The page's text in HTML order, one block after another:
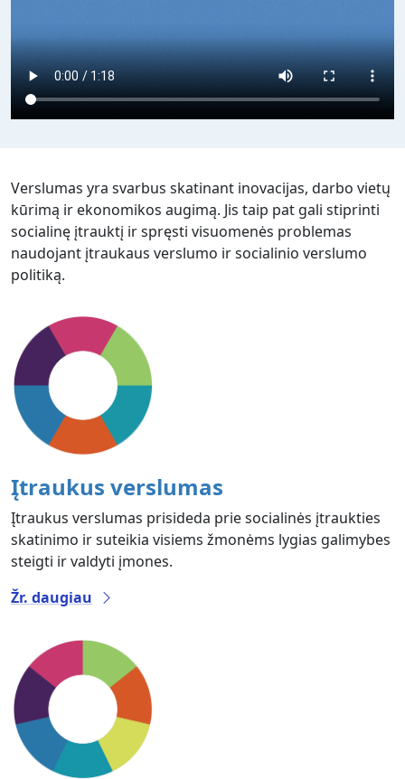
Verslumas yra svarbus skatinant inovacijas, darbo vietų
kūrimą ir ekonomikos augimą. Jis taip pat gali stiprinti
socialinę įtrauktį ir spręsti visuomenės problemas
naudojant įtraukaus verslumo ir socialinio verslumo
politiką.
Įtraukus verslumas
Įtraukus verslumas prisideda prie socialinės įtraukties
skatinimo ir suteikia visiems žmonėms lygias galimybes
steigti ir valdyti įmones.
Žr. daugiau